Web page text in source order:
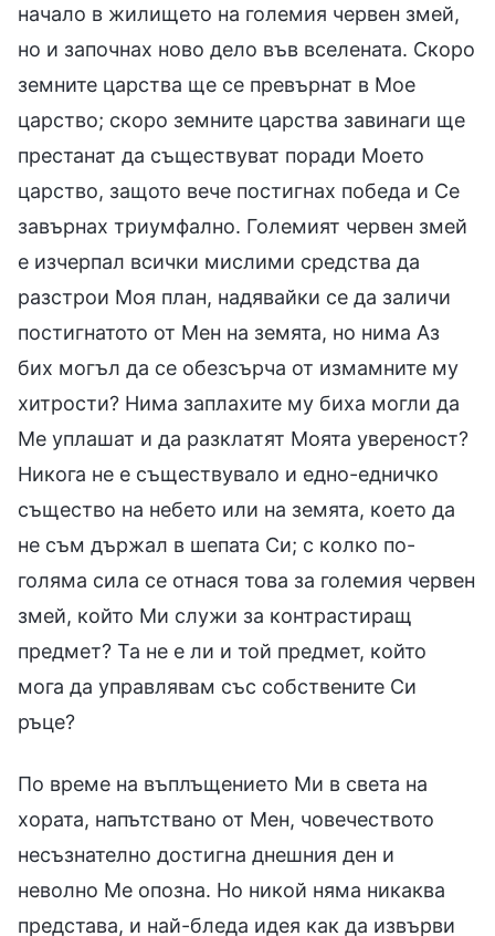
начало в жилището на големия червен змей,
но и започнах ново дело във вселената. Скоро
земните царства ще се превърнат в Мое
царство; скоро земните царства завинаги ще
престанат да съществуват поради Моето
царство, защото вече постигнах победа и Се
завърнах триумфално. Големият червен змей
е изчерпал всички мислими средства да
разстрои Моя план, надявайки се да заличи
постигнатото от Мен на земята, но нима Аз
бих могъл да се обезсърча от измамните му
хитрости? Нима заплахите му биха могли да
Ме уплашат и да разклатят Моята увереност?
Никога не е съществувало и едно-едничко
същество на небето или на земята, което да
не съм държал в шепата Си; с колко по-
голяма сила се отнася това за големия червен
змей, който Ми служи за контрастиращ
предмет? Та не е ли и той предмет, който
мога да управлявам със собствените Си
ръце?
По време на въплъщението Ми в света на
хората, напътствано от Мен, човечеството
несъзнателно достигна днешния ден и
неволно Ме опозна. Но никой няма никаква
представа, и най-бледа идея как да извърви